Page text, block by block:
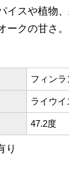
イスや植物
ークの甘さ。
フィンラ
ライウイ
47.2度
り